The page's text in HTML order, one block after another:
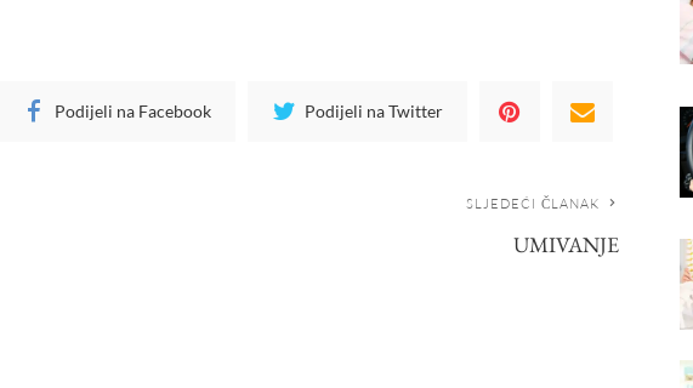
Podijeli na Facebook Podijeli na Twitter
SLJEDEĆI ČLANAK
UMIVANJE